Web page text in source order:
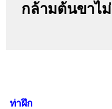
กล้ามต้นขาไ
ท่าฝึก